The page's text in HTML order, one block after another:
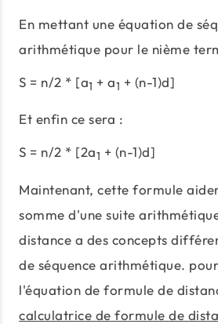
En mettant une équation de
arithmétique pour le nième
S = n/2 * [a1 + a1 + (n-1)d]
Et enfin ce sera :
S = n/2 * [2a1 + (n-1)d]
Maintenant, cette formule
somme d'une suite
distance a des concepts
de séquence arithmétique.
l'équation de formule de
calculatrice de formule de